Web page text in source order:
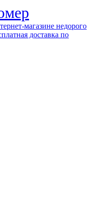
магазине недорого
доставка по